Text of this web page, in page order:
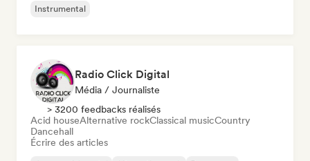
Instrumental
Radio Click Digital
Média / Journaliste
> 3200 feedbacks réalisés
Acid houseAlternative rockClassical musicCountry
Dancehall
Écrire des articles